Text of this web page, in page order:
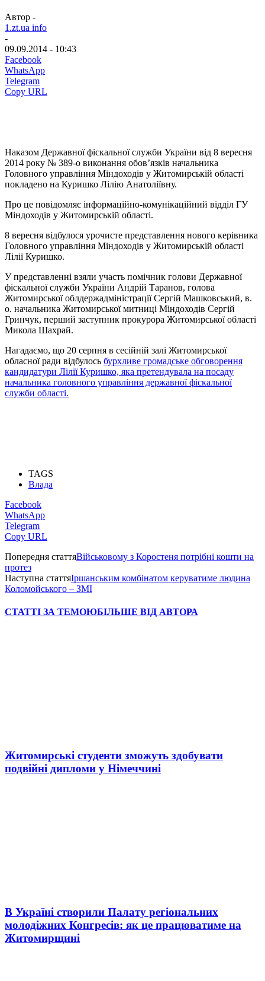
Автор -
1.zt.ua info
-
09.09.2014 - 10:43
Facebook
WhatsApp
Telegram
Copy URL
Наказом Державної фіскальної служби України від 8 вересня
2014 року № 389-о виконання обов’язків начальника
Головного управління Міндоходів у Житомирській області
покладено на Куришко Лілію Анатоліївну.
Про це повідомляє інформаційно-комунікаційний відділ ГУ
Міндоходів у Житомирській області.
8 вересня відбулося урочисте представлення нового керівника
Головного управління Міндоходів у Житомирській області
Лілії Куришко.
У представленні взяли участь помічник голови Державної
фіскальної служби України Андрій Таранов, голова
Житомирської облдержадміністрації Сергій Машковський, в.
о. начальника Житомирської митниці Міндоходів Сергій
Гринчук, перший заступник прокурора Житомирської області
Микола Шахрай.
Нагадаємо, що 20 серпня в сесійній залі Житомирської
обласної ради відбулось бурхливе громадське обговорення
кандидатури Лілії Куришко, яка претендувала на посаду
начальника головного управління державної фіскальної
служби області.
TAGS
Влада
Facebook
WhatsApp
Telegram
Copy URL
Попередня статтяВійськовому з Коростеня потрібні кошти на
протез
Наступна статтяІршанським комбінатом керуватиме людина
Коломойського – ЗМІ
СТАТТІ ЗА ТЕМОЮБІЛЬШЕ ВІД АВТОРА
Житомирські студенти зможуть здобувати
подвійні дипломи у Німеччині
В Україні створили Палату регіональних
молодіжних Конгресів: як це працюватиме на
Житомирщині